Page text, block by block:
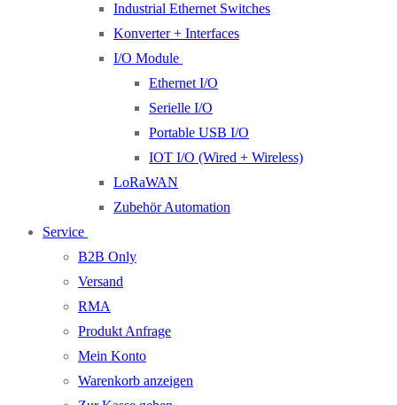
Industrial Ethernet Switches
Konverter + Interfaces
I/O Module
Ethernet I/O
Serielle I/O
Portable USB I/O
IOT I/O (Wired + Wireless)
LoRaWAN
Zubehör Automation
Service
B2B Only
Versand
RMA
Produkt Anfrage
Mein Konto
Warenkorb anzeigen